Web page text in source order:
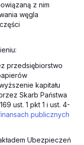
z nim
węgla
przedsiębiorstwo
kapitału
Skarb Państwa
ust. 1 pkt 1 i ust. 4-
publicznych
Ubezpieczeń